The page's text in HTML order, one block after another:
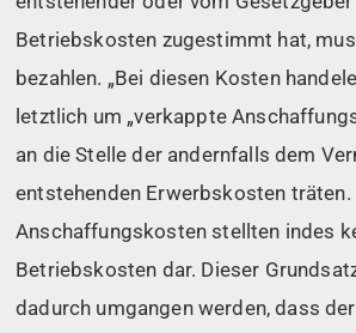
Betriebskosten zugestimmt hat,
bezahlen. „Bei diesen Kosten
letztlich um „verkappte
an die Stelle der andernfalls dem
entstehenden Erwerbskosten träten.
Anschaffungskosten stellten indes
Betriebskosten dar. Dieser
dadurch umgangen werden, dass